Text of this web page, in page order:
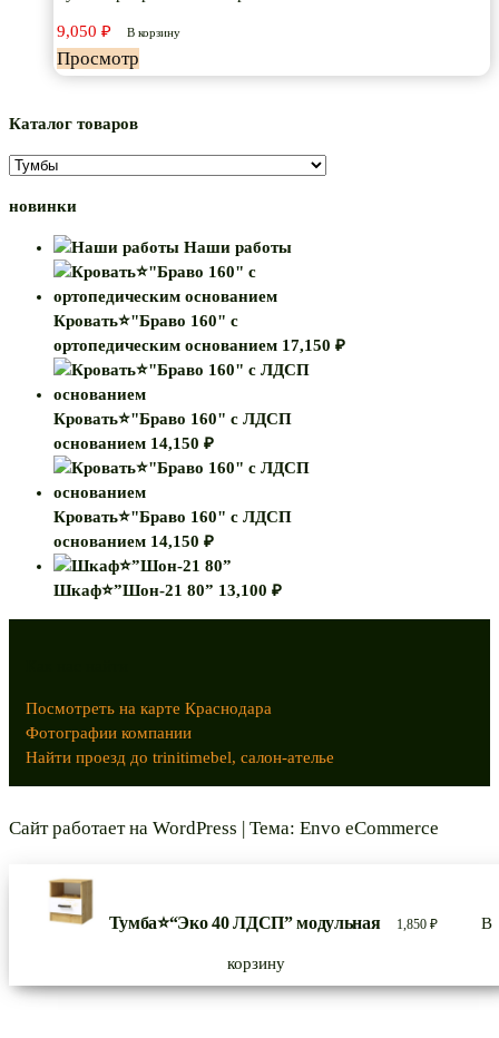
9,050 ₽ В корзину
Просмотр
Каталог товаров
новинки
Наши работы
Кровать⭐"Браво 160" с
ортопедическим основанием 17,150 ₽
Кровать⭐"Браво 160" с ЛДСП
основанием 14,150 ₽
Кровать⭐"Браво 160" с ЛДСП
основанием 14,150 ₽
Шкаф⭐”Шон-21 80” 13,100 ₽
Посмотреть на карте Краснодара
Фотографии компании
Найти проезд до trinitimebel, салон-ателье
Сайт работает на WordPress | Тема: Envo eCommerce
Тумба⭐“Эко 40 ЛДСП” модульная 1,850₽ В
корзину